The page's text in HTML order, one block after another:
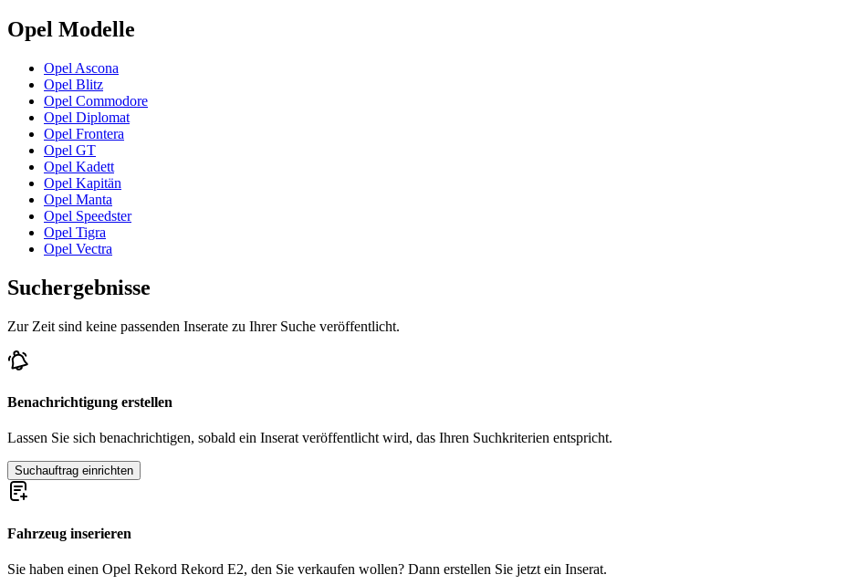
Opel Modelle
Opel Ascona
Opel Blitz
Opel Commodore
Opel Diplomat
Opel Frontera
Opel GT
Opel Kadett
Opel Kapitän
Opel Manta
Opel Speedster
Opel Tigra
Opel Vectra
Suchergebnisse
Zur Zeit sind keine passenden Inserate zu Ihrer Suche veröffentlicht.
Benachrichtigung erstellen
Lassen Sie sich benachrichtigen, sobald ein Inserat veröffentlicht wird, das Ihren Suchkriterien entspricht.
Suchauftrag einrichten
Fahrzeug inserieren
Sie haben einen Opel Rekord Rekord E2, den Sie verkaufen wollen? Dann erstellen Sie jetzt ein Inserat.